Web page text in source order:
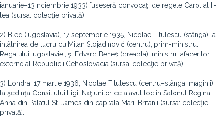
ianuarie–13 noiembrie 1933) fuseseră convocaţi de regele Carol al II-
lea (sursa: colecţie privată);
2) Bled (Iugoslavia), 17 septembrie 1935, Nicolae Titulescu (stânga) la
întâlnirea de lucru cu Milan Stojadinović (centru), prim-ministrul
Regatului Iugoslaviei, şi Edvard Beneš (dreapta), ministrul afacerilor
externe al Republicii Cehoslovacia (sursa: colecţie privată);
3) Londra, 17 martie 1936, Nicolae Titulescu (centru–stânga imaginii)
la şedinţa Consiliului Ligii Naţiunilor ce a avut loc în Salonul Regina
Anna din Palatul St. James din capitala Marii Britanii (sursa: colecţie
privată).